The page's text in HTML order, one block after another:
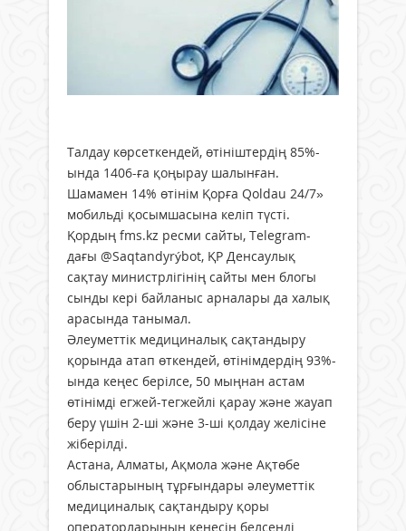
Талдау көрсеткендей, өтініштердің 85%-
ында 1406-ға қоңырау шалынған.
Шамамен 14% өтінім Қорға Qoldau 24/7»
мобильді қосымшасына келіп түсті.
Қордың fms.kz ресми сайты, Telegram-
дағы @Saqtandyrýbot, ҚР Денсаулық
сақтау министрлігінің сайты мен блогы
сынды кері байланыс арналары да халық
арасында танымал.
Әлеуметтік медициналық сақтандыру
қорында атап өткендей, өтінімдердің 93%-
ында кеңес берілсе, 50 мыңнан астам
өтінімді егжей-тегжейлі қарау және жауап
беру үшін 2-ші және 3-ші қолдау желісіне
жіберілді.
Астана, Алматы, Ақмола және Ақтөбе
облыстарының тұрғындары әлеуметтік
медициналық сақтандыру қоры
операторларының кеңесін белсенді